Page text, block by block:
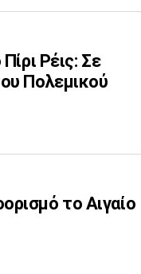
Ρέις: Σε
Πολεμικού
το Αιγαίο